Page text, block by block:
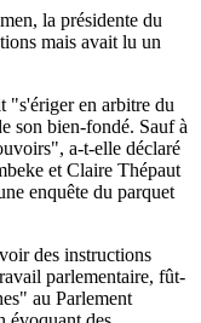
la présidente du
mais avait lu un
"s'ériger en arbitre du
son bien-fondé. Sauf à
a-t-elle déclaré
et Claire Thépaut
enquête du parquet
des instructions
parlementaire, fût-
au Parlement